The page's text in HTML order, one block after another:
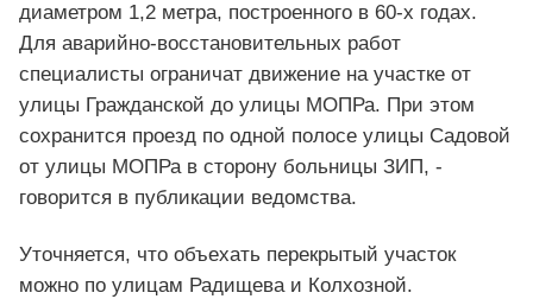
диаметром 1,2 метра, построенного в 60-х годах.
Для аварийно-восстановительных работ
специалисты ограничат движение на участке от
улицы Гражданской до улицы МОПРа. При этом
сохранится проезд по одной полосе улицы Садовой
от улицы МОПРа в сторону больницы ЗИП, -
говорится в публикации ведомства.
Уточняется, что объехать перекрытый участок
можно по улицам Радищева и Колхозной.